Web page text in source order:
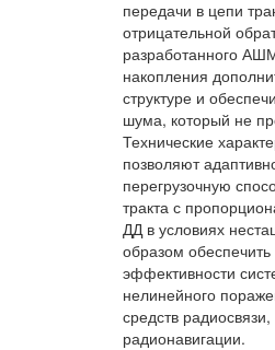
передачи в цепи
отрицательной
разработанного
накопления
структуре и
шума, который не
Технические
позволяют
перегрузочную
тракта с
ДД в условиях
образом
эффективности
нелинейного
средств
радионавигации.